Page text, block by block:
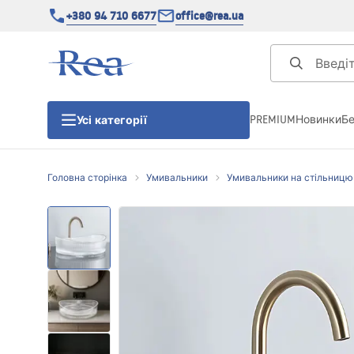
+380 94 710 6677 office@rea.ua
Усі категорії
Душові двері
Душові піддони
Душові лінійні зливи
PREMIUMНовинки
Головна сторінка Умивальники Умивальники на стільницю